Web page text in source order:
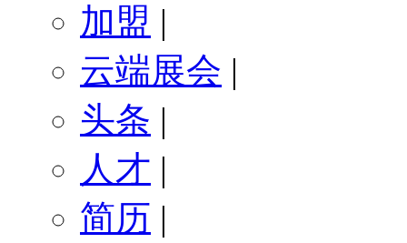
加盟 |
云端展会 |
头条 |
人才 |
简历 |